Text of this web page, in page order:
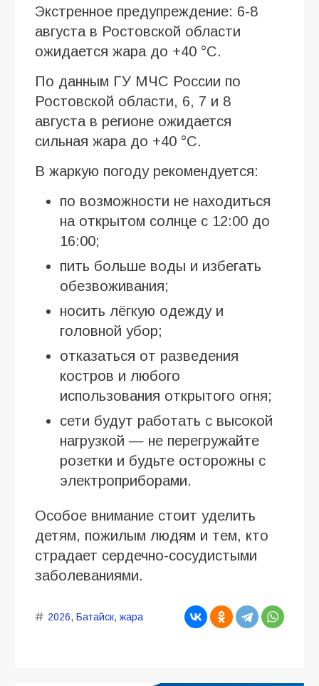
Экстренное предупреждение: 6-8
августа в Ростовской области
ожидается жара до +40 °C.
По данным ГУ МЧС России по
Ростовской области, 6, 7 и 8
августа в регионе ожидается
сильная жара до +40 °C.
В жаркую погоду рекомендуется:
по возможности не находиться
на открытом солнце с 12:00 до
16:00;
пить больше воды и избегать
обезвоживания;
носить лёгкую одежду и
головной убор;
отказаться от разведения
костров и любого
использования открытого огня;
сети будут работать с высокой
нагрузкой — не перегружайте
розетки и будьте осторожны с
электроприборами.
Особое внимание стоит уделить
детям, пожилым людям и тем, кто
страдает сердечно-сосудистыми
заболеваниями.
2026, Батайск, жара